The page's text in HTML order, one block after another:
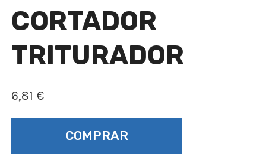
CORTADOR
TRITURADOR
6,81 €
COMPRAR